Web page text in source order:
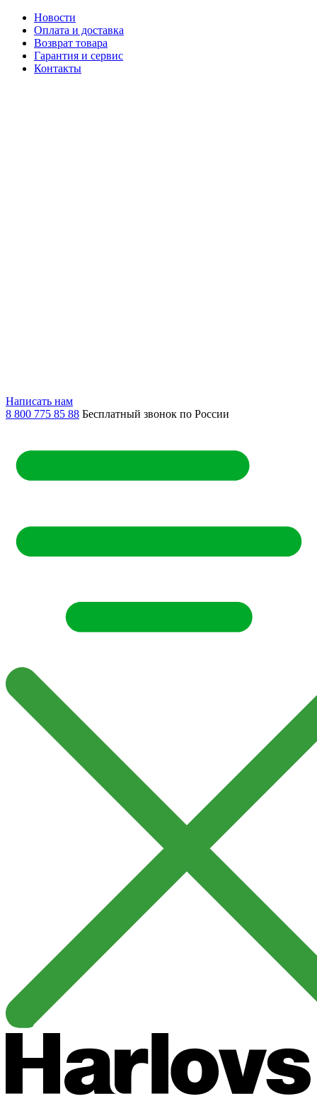
Новости
Оплата и доставка
Возврат товара
Гарантия и сервис
Контакты
Написать нам
8 800 775 85 88 Бесплатный звонок по России